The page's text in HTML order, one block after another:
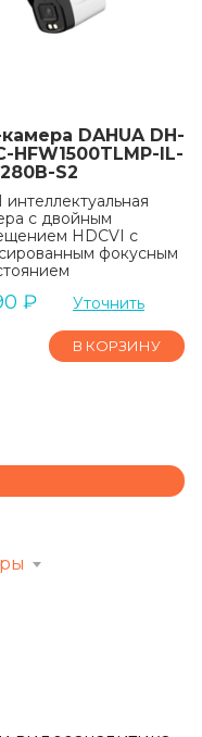
DAHUA DH-
HFW1500TLMP-IL-
S2
с двойным
HDCVI с
фокусным
₽ Уточнить
В КОРЗИНУ